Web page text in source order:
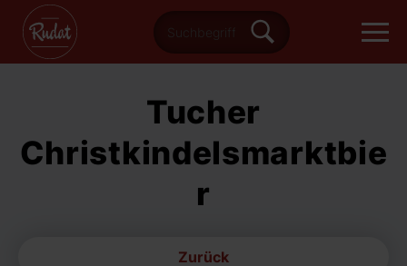
Tucher
Christkindelsmarktbie
r
Zurück